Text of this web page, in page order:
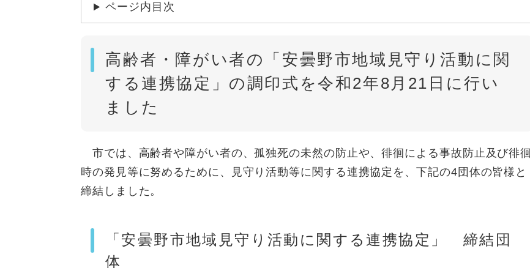
ページ内目次
高齢者・障がい者の「安曇野市地域見守り活動に関
する連携協定」の調印式を令和2年8月21日に行い
ました
市では、高齢者や障がい者の、孤独死の未然の防止や、徘徊による事故防止及び徘徊
時の発見等に努めるために、見守り活動等に関する連携協定を、下記の4団体の皆様と
締結しました。
「安曇野市地域見守り活動に関する連携協定」 締結団
体